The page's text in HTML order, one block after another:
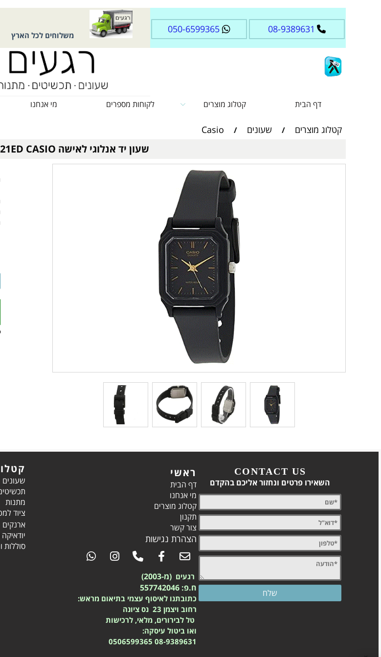
08-9389631
050-6599365
משלוחים לכל הארץ
דף הבית קטלוג מוצרים לקוחות מספרים מי אנחנו
קטלוג מוצרים / שעונים /
Casio
שעון יד אנלוגי לאישה LQ1421ED CASIO קסיו
CONTACT US
השאירו פרטים ונחזור אליכם בהקדם
ראשי
דף הבית
מי אנחנו
קטלוג מוצרים
תקנון
צור קשר
הצהרת נגישות
רגעים (מ-2003)
ח.פ: 557742046
כתובתנו לאיסוף עצמי בתיאום מראש:
רחוב ויצמן 23 נס ציונה
טל לבירורים, מלאי, לרכישות
ואו ביטול עיסקה:
08-9389631
0506599365
שעונים
מתנות
ציוד
ארנקים
סוללות